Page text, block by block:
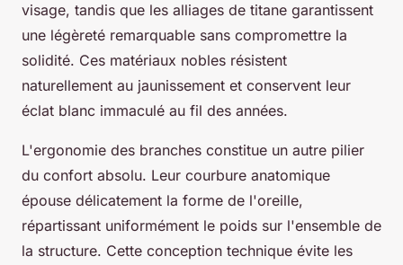
visage, tandis que les alliages de titane garantissent
une légèreté remarquable sans compromettre la
solidité. Ces matériaux nobles résistent
naturellement au jaunissement et conservent leur
éclat blanc immaculé au fil des années.
L'ergonomie des branches constitue un autre pilier
du confort absolu. Leur courbure anatomique
épouse délicatement la forme de l'oreille,
répartissant uniformément le poids sur l'ensemble de
la structure. Cette conception technique évite les